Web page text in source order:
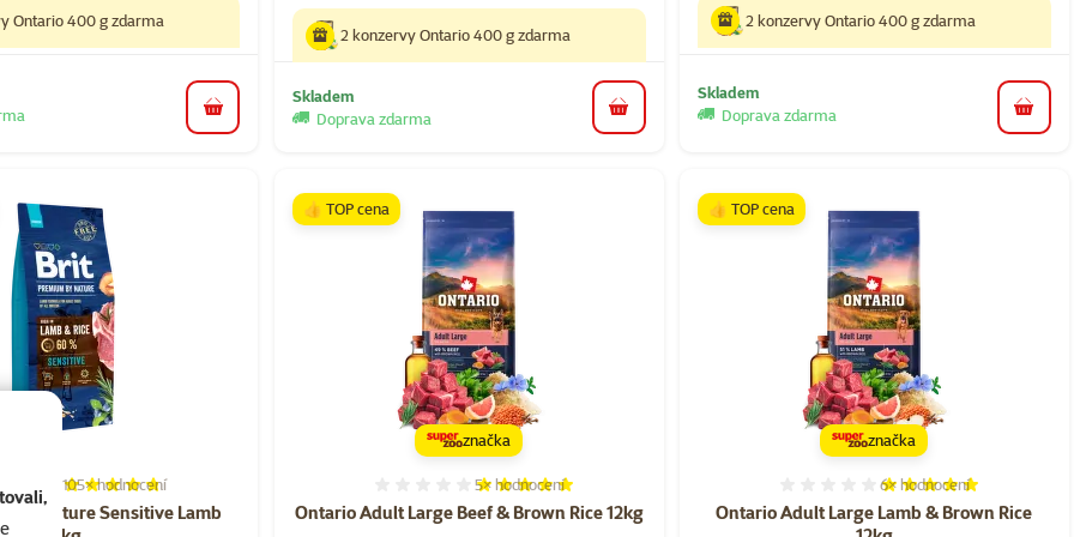
Ontario 400 g zdarma
do košíku
2 konzervy Ontario 400 g zdarma
Skladem
Doprava zdarma
do košíku
2 konzervy Ontario 400 g zdarma
Skladem
Doprava zdarma
do
by Nature Sensitive Lamb
Hodnocení 94%, počet hodnocení: 105
105×hodnocení
Ontario Adult Large Beef & Brown Rice 12kg
Hodnocení 96%, počet hodnocení: 5
5× hodnocení
👍 TOP cena
značka
Ontario Adult Large Lamb & Brown Rice
Hodnocení 97%, počet
6× hodnocení
👍 TOP cena
značka